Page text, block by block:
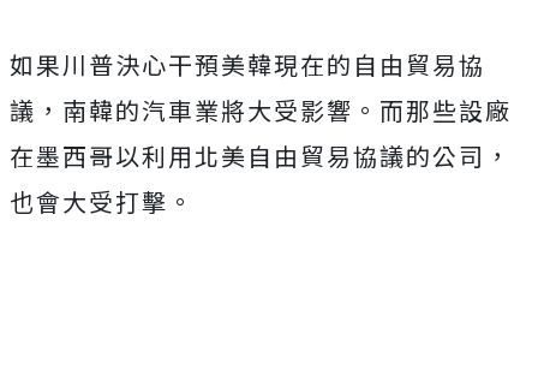
如果川普決心干預美韓現在的自由貿易協
議，南韓的汽車業將大受影響。而那些設廠
在墨西哥以利用北美自由貿易協議的公司，
也會大受打擊。